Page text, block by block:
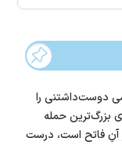
دوست‌داشتنی را
بزرگ‌ترین حمله
آنِ فاتح است، درست